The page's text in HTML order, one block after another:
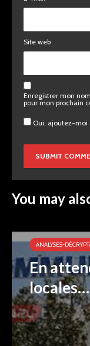
Site web
Enregistrer mon
pour mon prochain
Oui, ajoutez-moi
You may
ANALYSES-
En
locales…